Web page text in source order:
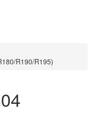
R190/R195)